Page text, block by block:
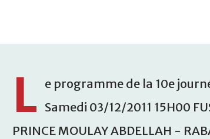
L e programme de la 10e
Samedi 03/12/2011 15H00
PRINCE MOULAY ABDELLAH -